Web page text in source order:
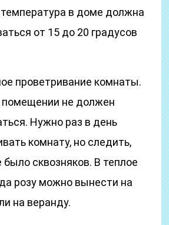
температура в доме должна
от 15 до 20 градусов
проветривание комнаты.
помещении не должен
Нужно раз в день
комнату, но следить,
было сквозняков. В теплое
розу можно вынести на
на веранду.